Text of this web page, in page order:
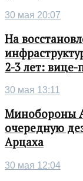
30 мая 20:07
На
2-3 лет: вице-
30 мая 13:11
Минобороны
очередную
Арцаха
30 мая 12:04